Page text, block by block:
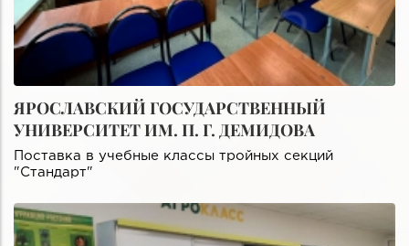
ЯРОСЛАВСКИЙ ГОСУДАРСТВЕННЫЙ
УНИВЕРСИТЕТ ИМ. П. Г. ДЕМИДОВА
Поставка в учебные классы тройных секций
"Стандарт"